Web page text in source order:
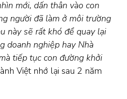
mới, dấn thân vào con
người đã làm ở môi trường
này sẽ rất khó để quay lại
doanh nghiệp hay Nhà
tiếp tục con đường khởi
Việt nhớ lại sau 2 năm